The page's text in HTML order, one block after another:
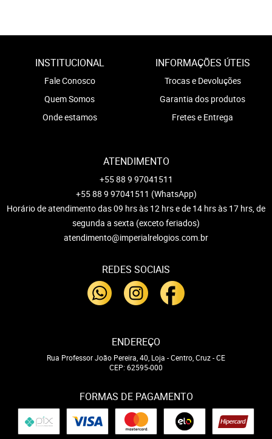
INSTITUCIONAL
Fale Conosco
Quem Somos
Onde estamos
INFORMAÇÕES ÚTEIS
Trocas e Devoluções
Garantia dos produtos
Fretes e Entrega
ATENDIMENTO
+55 88 9 97041511
+55 88 9 97041511 (WhatsApp)
Horário de atendimento das 09 hrs às 12 hrs e de 14 hrs às 17 hrs, de
segunda a sexta (exceto feriados)
atendimento@imperialrelogios.com.br
REDES SOCIAIS
ENDEREÇO
Rua Professor João Pereira, 40, Loja -Centro, Cruz-CE
CEP: 62595-000
FORMAS DE PAGAMENTO